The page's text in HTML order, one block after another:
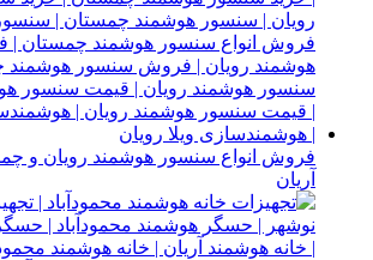
فروش انواع سنسور هوشمند رویان و
آریان